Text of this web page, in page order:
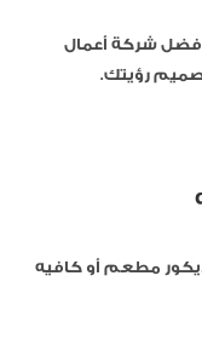
أفضل شركة أعمال
رؤيتك.
مطعم أو كافيه